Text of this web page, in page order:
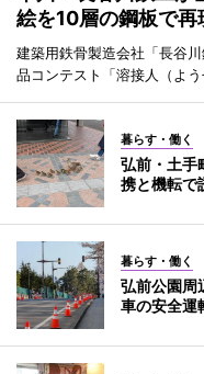
絵を10層の鋼板で再
建築用鉄骨製造会社「長谷
品コンテスト「溶接人（よ
暮らす・働く
弘前・土
携と機転で
暮らす・働く
弘前公園
車の安全運